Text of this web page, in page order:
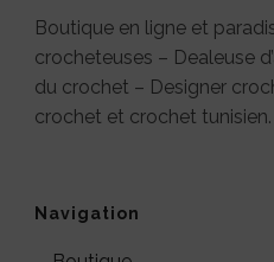
Boutique en ligne et
crocheteuses – Dealeuse
du crochet – Designer
crochet et crochet tunisien.
Navigation